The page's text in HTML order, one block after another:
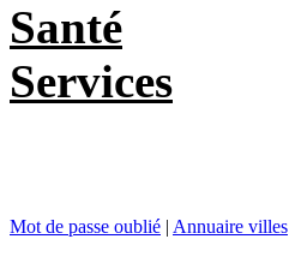
Santé
Services
Mot de passe oublié | Annuaire villes